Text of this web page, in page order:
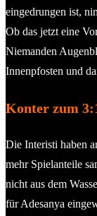
eingedrungen ist,
Ob das jetzt eine
Niemanden
Innenpfosten und
Konter zum
Die Interisti haben
mehr Spielanteile
nicht aus dem
für Adesanya